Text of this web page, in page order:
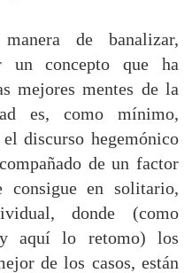
de banalizar,
un concepto que ha
mejores mentes de la
es, como mínimo,
discurso hegemónico
de un factor
consigue en solitario,
donde (como
y aquí lo retomo) los
de los casos, están